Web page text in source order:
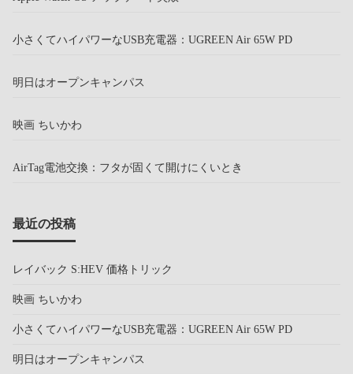
小さくてハイパワーなUSB充電器：UGREEN Air 65W PD
明日はオープンキャンパス
映画 ちいかわ
AirTag電池交換：フタが固くて開けにくいとき
最近の投稿
レイバック S:HEV 価格トリック
映画 ちいかわ
小さくてハイパワーなUSB充電器：UGREEN Air 65W PD
明日はオープンキャンパス